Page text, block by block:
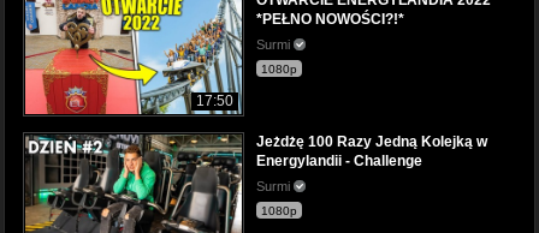
17:50
*PEŁNO NOWOŚCI?!*
Surmi
1080p
Jeżdżę 100 Razy Jedną Kolejką w
Energylandii - Challenge
Surmi
1080p